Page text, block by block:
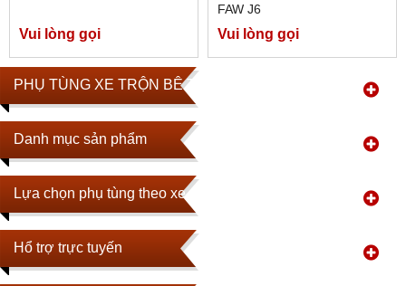
PHỤ TÙNG XE TRỘN BÊ TÔNG
Danh mục sản phẩm
Lựa chọn phụ tùng theo xe
Hổ trợ trực tuyến
Vui lòng gọi
FAW J6
Vui lòng gọi